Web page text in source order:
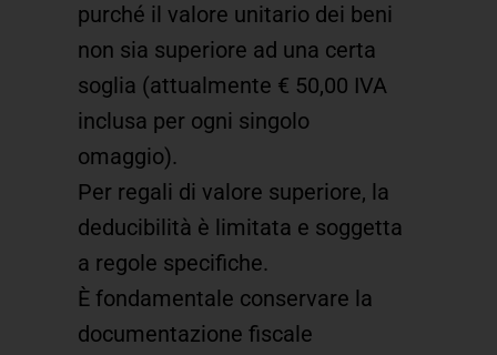
purché il valore unitario dei beni
non sia superiore ad una certa
soglia (attualmente € 50,00 IVA
inclusa per ogni singolo
omaggio).
Per regali di valore superiore, la
deducibilità è limitata e soggetta
a regole specifiche.
È fondamentale conservare la
documentazione fiscale